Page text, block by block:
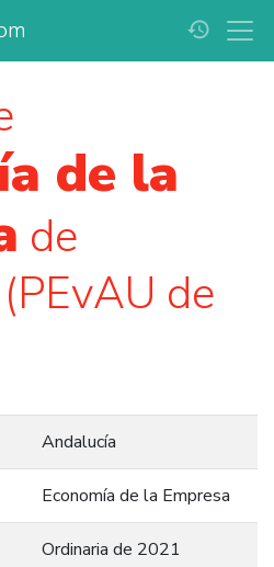
history
de la
de
de
Andalucía
Economía de la Empresa
Ordinaria de 2021